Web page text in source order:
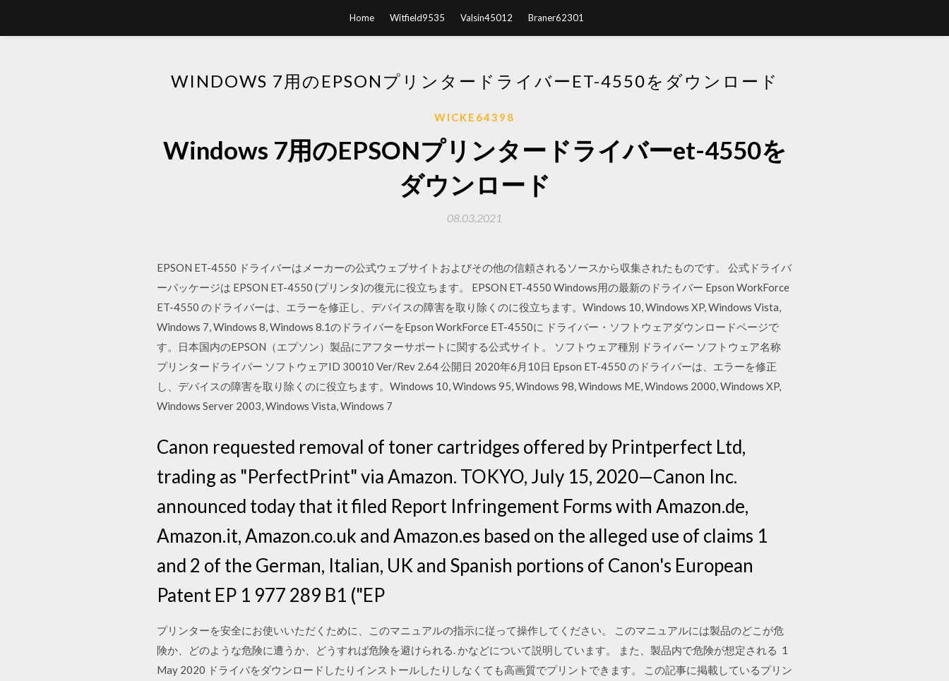
Home Witfield9535 Valsin45012 Braner62301
WINDOWS 7用のEPSONプリンタードライバーET-4550をダウンロード
WICKE64398
Windows 7用のEPSONプリンタードライバーet-4550を
ダウンロード
08.03.2021
EPSON ET-4550 ドライバーはメーカーの公式ウェブサイトおよびその他の信頼されるソースから収集されたものです。 公式ドライバ
ーパッケージは EPSON ET-4550 (プリンタ)の復元に役立ちます。 EPSON ET-4550 Windows用の最新のドライバー Epson WorkForce
ET-4550 のドライバーは、エラーを修正し、デバイスの障害を取り除くのに役立ちます。Windows 10, Windows XP, Windows Vista,
Windows 7, Windows 8, Windows 8.1のドライバーをEpson WorkForce ET-4550に ドライバー・ソフトウェアダウンロードページで
す。日本国内のEPSON（エプソン）製品にアフターサポートに関する公式サイト。 ソフトウェア種別 ドライバー ソフトウェア名称
プリンタードライバー ソフトウェアID 30010 Ver/Rev 2.64 公開日 2020年6月10日 Epson ET-4550 のドライバーは、エラーを修正
し、デバイスの障害を取り除くのに役立ちます。Windows 10, Windows 95, Windows 98, Windows ME, Windows 2000, Windows XP,
Windows Server 2003, Windows Vista, Windows 7
Canon requested removal of toner cartridges offered by Printperfect Ltd,
trading as "PerfectPrint" via Amazon. TOKYO, July 15, 2020—Canon Inc.
announced today that it filed Report Infringement Forms with Amazon.de,
Amazon.it, Amazon.co.uk and Amazon.es based on the alleged use of claims 1
and 2 of the German, Italian, UK and Spanish portions of Canon's European
Patent EP 1 977 289 B1 ("EP
プリンターを安全にお使いいただくために、このマニュアルの指示に従って操作してください。 このマニュアルには製品のどこが危
険か、どのような危険に遭うか、どうすれば危険を避けられる. かなどについて説明しています。 また、製品内で危険が想定される 1
May 2020 ドライバをダウンロードしたりインストールしたりしなくても高画質でプリントできます。 この記事に掲載しているプリン